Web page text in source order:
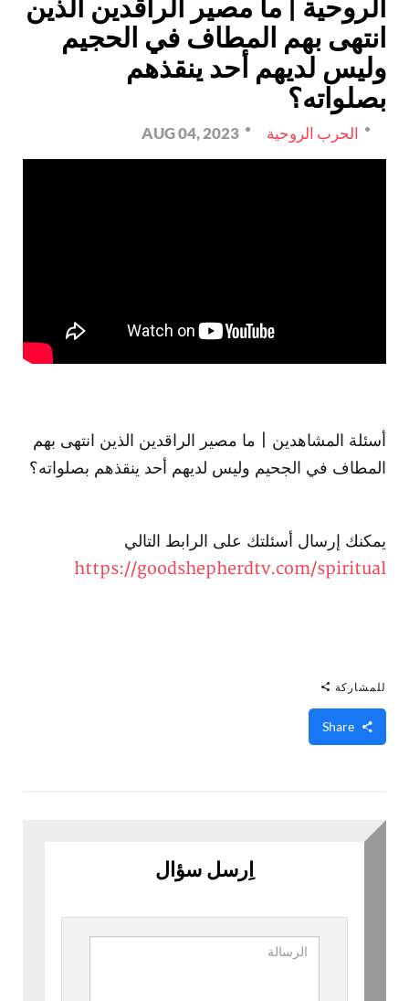
الروحية | ما مصير الراقدين الذين
انتهى بهم المطاف في الحجيم
وليس لديهم أحد ينقذهم
بصلواته؟
الحرب الروحية AUG 04, 2023
أسئلة المشاهدين | ما مصير الراقدين الذين انتهى بهم
المطاف في الجحيم وليس لديهم أحد ينقذهم بصلواته؟
يمكنك إرسال أسئلتك على الرابط التالي
https://goodshepherdtv.com/spiritual
للمشاركة
اِرسل سؤال